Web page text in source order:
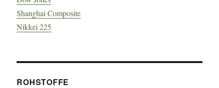
Shanghai Composite
Nikkei 225
ROHSTOFFE